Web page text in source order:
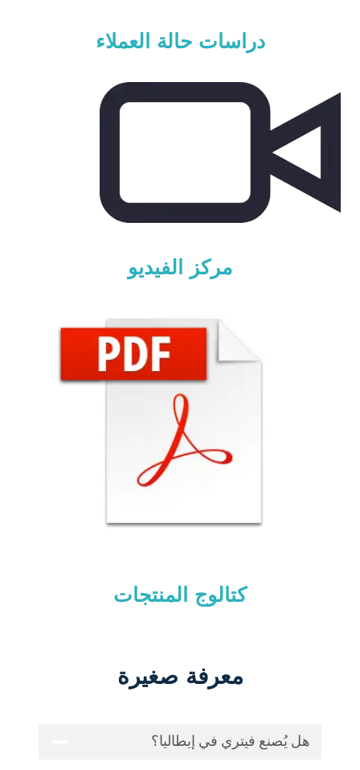
دراسات حالة العملاء
مركز الفيديو
كتالوج المنتجات
معرفة صغيرة
هل يُصنع فيتري في إيطاليا؟